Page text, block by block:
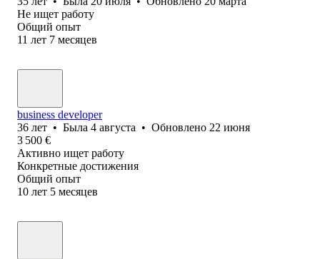
Не ищет работу
Общий опыт
11 лет 7 месяцев
business developer
36 лет • Была 4 августа • Обновлено 22 июня
3 500 €
Активно ищет работу
Конкретные достижения
Общий опыт
10 лет 5 месяцев